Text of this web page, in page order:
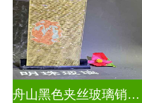
舟山黑色夹丝玻璃销售店